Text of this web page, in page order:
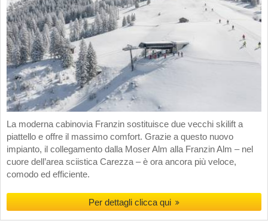
La moderna cabinovia Franzin sostituisce due vecchi skilift a
piattello e offre il massimo comfort. Grazie a questo nuovo
impianto, il collegamento dalla Moser Alm alla Franzin Alm – nel
cuore dell’area sciistica Carezza – è ora ancora più veloce,
comodo ed efficiente.
Per dettagli clicca qui